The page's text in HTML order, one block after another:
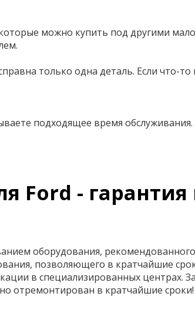
можно купить под другими
только одна деталь. Если
подходящее время обслуживания.
Ford - гарантия
оборудования,
позволяющего в кратчайшие
в специализированных центрах.
отремонтирован в кратчайшие сроки!